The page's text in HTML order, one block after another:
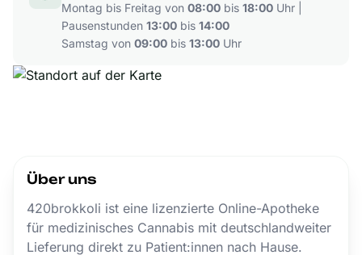
Montag bis Freitag von 08:00 bis 18:00 Uhr |
Pausenstunden 13:00 bis 14:00
Samstag von 09:00 bis 13:00 Uhr
Über uns
420brokkoli ist eine lizenzierte Online-Apotheke
für medizinisches Cannabis mit deutschlandweiter
Lieferung direkt zu Patient:innen nach Hause.